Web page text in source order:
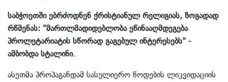
საბჭოეთში ებრძოდნენ ქრისტიანულ რელიგიას, ზოგადად
რწმენას: "მართლმადიდებლობა ეწინააღმდეგება
პროლეტარიატის სწორად გაგებულ ინტერესებს" -
ამბობდა სტალინი.
ასეთმა პროპაგანდამ სასულიერო წოდების ლიკვიდაციის